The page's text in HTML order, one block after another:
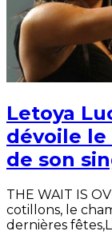
Letoya
dévoile
de son
THE WAIT IS
cotillons, le
dernières